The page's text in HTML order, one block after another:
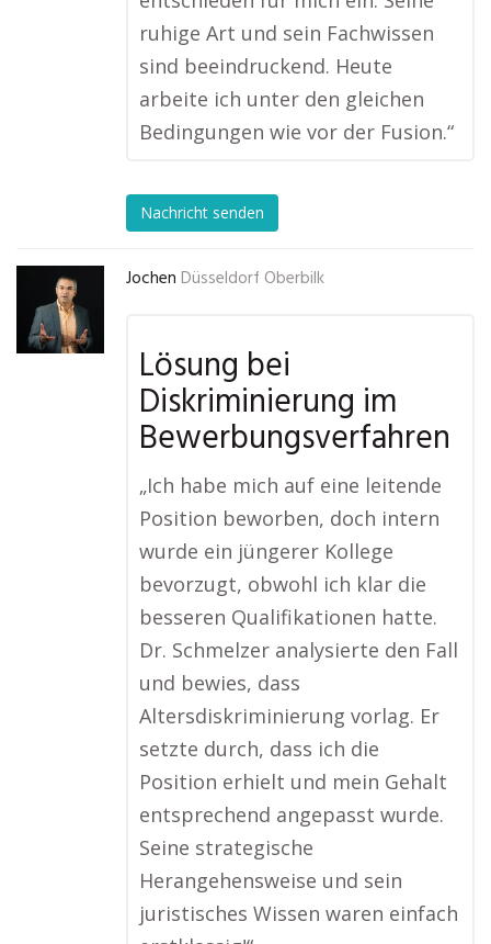
ruhige Art und sein Fachwissen
sind beeindruckend. Heute
arbeite ich unter den gleichen
Bedingungen wie vor der Fusion.“
Nachricht senden
Jochen Düsseldorf Oberbilk
Lösung bei
Diskriminierung im
Bewerbungsverfahren
„Ich habe mich auf eine leitende
Position beworben, doch intern
wurde ein jüngerer Kollege
bevorzugt, obwohl ich klar die
besseren Qualifikationen hatte.
Dr. Schmelzer analysierte den Fall
und bewies, dass
Altersdiskriminierung vorlag. Er
setzte durch, dass ich die
Position erhielt und mein Gehalt
entsprechend angepasst wurde.
Seine strategische
Herangehensweise und sein
juristisches Wissen waren einfach